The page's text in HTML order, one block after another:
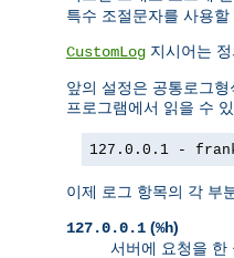
특수 조절문자를 사용할
CustomLog 지시어는
앞의 설정은 공통로그
프로그램에서 읽을 수
127.0.0.1 -
이제 로그 항목의 각 부
127.0.0.1 (%h)
서버에 요청을 한